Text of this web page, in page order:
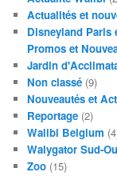
Actualités et
Disneyland Paris
Promos et
Jardin
Non classé (9)
Nouveautés et
Reportage (2)
Walibi Belgium
Walygator Sud-
Zoo (15)